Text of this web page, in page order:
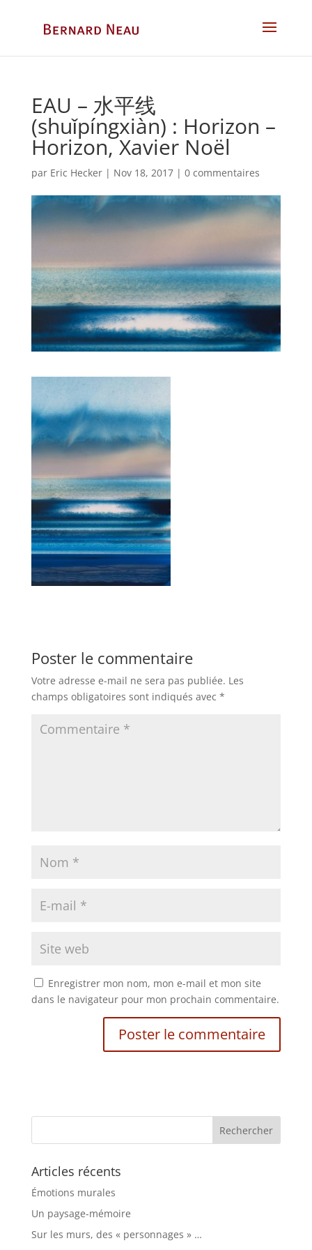
EAU – 水平线
(shuǐpíngxiàn) : Horizon –
Horizon, Xavier Noël
par Eric Hecker| Nov 18, 2017| 0 commentaires
Poster le commentaire
Votre adresse e-mail ne sera pas publiée. Les
champs obligatoires sont indiqués avec *
Enregistrer mon nom, mon e-mail et mon site
dans le navigateur pour mon prochain commentaire.
Articles récents
Émotions murales
Un paysage-mémoire
Sur les murs, des « personnages » …